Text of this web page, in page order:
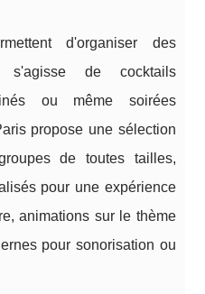
d'organiser des
s'agisse de cocktails
ou même soirées
propose une sélection
de toutes tailles,
pour une expérience
animations sur le thème
pour sonorisation ou